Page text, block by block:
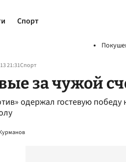
Спорт
21:31Спорт
за чужой
одержал гостевую